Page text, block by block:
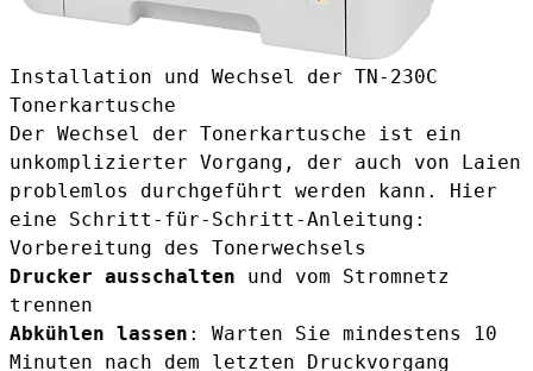
Installation und Wechsel der TN-230C
Tonerkartusche
Der Wechsel der Tonerkartusche ist ein
unkomplizierter Vorgang, der auch von Laien
problemlos durchgeführt werden kann. Hier
eine Schritt-für-Schritt-Anleitung:
Vorbereitung des Tonerwechsels
Drucker ausschalten und vom Stromnetz
trennen
Abkühlen lassen : Warten Sie mindestens 10
Minuten nach dem letzten Druckvorgang